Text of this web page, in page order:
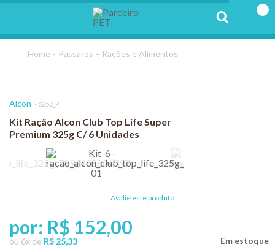
Pássaros Rações e Alimentos
Avalie este produto
Alcon 6252_P
Kit Ração Alcon Club Top Life Super
Premium 325g C/ 6 Unidades
por: R$ 152,00
ou 6x de R$ 25,33